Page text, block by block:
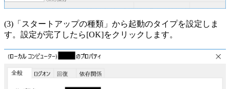
(3)「スタートアップの種類」から起動のタイプを設定しま
す。設定が完了したら[OK]をクリックします。